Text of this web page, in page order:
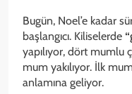
Bugün, Noel’e kadar
başlangıcı. Kiliselerde
yapılıyor, dört mumlu
mum yakılıyor. İlk
anlamına geliyor.